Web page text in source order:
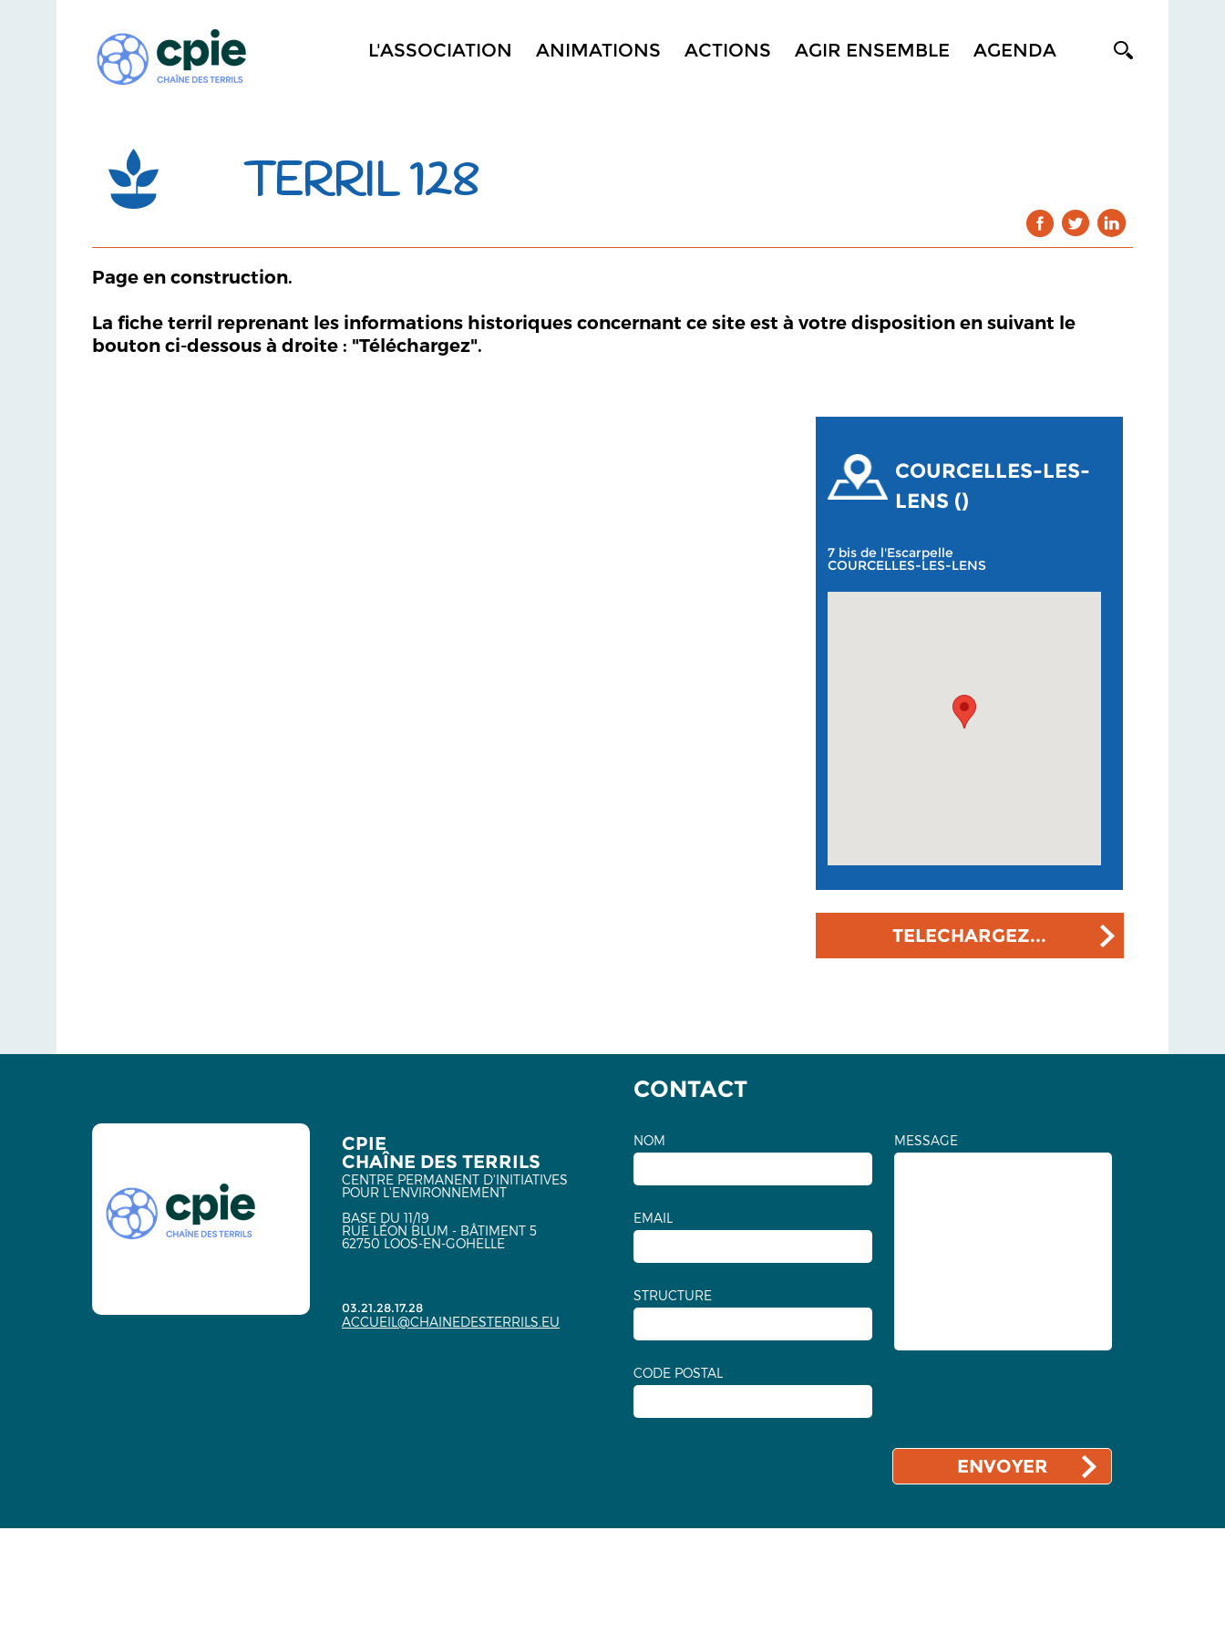
L'ASSOCIATION ANIMATIONS ACTIONS AGIR ENSEMBLE AGENDA
TERRIL 128
Page en construction.
La fiche terril reprenant les informations historiques concernant ce site est à votre disposition en suivant le
bouton ci-dessous à droite : "Téléchargez".
COURCELLES-LES-
LENS ()
7 bis de l'Escarpelle
COURCELLES-LES-LENS
TELECHARGEZ...
CPIE
CHAÎNE DES TERRILS
CENTRE PERMANENT D'INITIATIVES
POUR L'ENVIRONNEMENT
BASE DU 11/19
RUE LÉON BLUM - BÂTIMENT 5
62750 LOOS-EN-GOHELLE
03.21.28.17.28
ACCUEIL@CHAINEDESTERRILS.EU
CONTACT
NOM
EMAIL
STRUCTURE
CODE POSTAL
MESSAGE